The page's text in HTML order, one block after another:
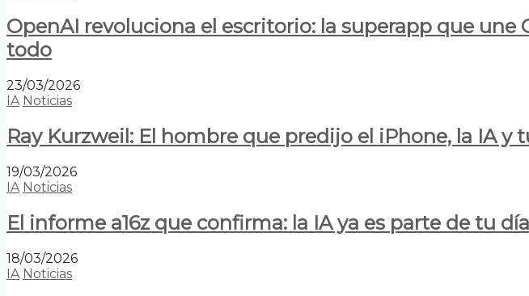
OpenAI revoluciona el escritorio: la superapp que une
todo
23/03/2026
IA Noticias
Ray Kurzweil: El hombre que predijo el iPhone, la IA
19/03/2026
IA Noticias
El informe a16z que confirma: la IA ya es parte de tu
18/03/2026
IA Noticias